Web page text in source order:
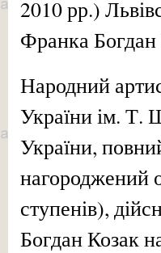
2010 рр.)
Франка
Народний
України ім. Т.
України,
нагороджений
ступенів),
Богдан Козак